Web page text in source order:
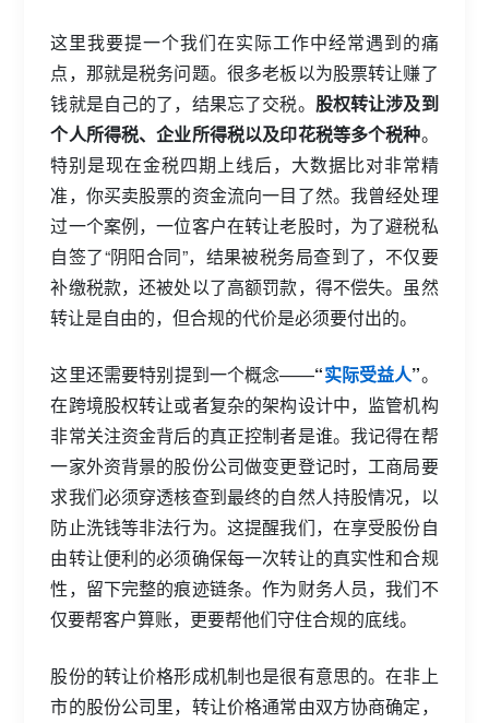
这里我要提一个我们在实际工作中经常遇到的痛
点，那就是税务问题。很多老板以为股票转让赚了
钱就是自己的了，结果忘了交税。 股权转让涉及到
个人所得税、企业所得税以及印花税等多个税种。
特别是现在金税四期上线后，大数据比对非常精
准，你买卖股票的资金流向一目了然。我曾经处理
过一个案例，一位客户在转让老股时，为了避税私
自签了“阴阳合同”，结果被税务局查到了，不仅要
补缴税款，还被处以了高额罚款，得不偿失。虽然
转让是自由的，但合规的代价是必须要付出的。
这里还需要特别提到一个概念——“实际受益人”。
在跨境股权转让或者复杂的架构设计中，监管机构
非常关注资金背后的真正控制者是谁。我记得在帮
一家外资背景的股份公司做变更登记时，工商局要
求我们必须穿透核查到最终的自然人持股情况，以
防止洗钱等非法行为。这提醒我们，在享受股份自
由转让便利的必须确保每一次转让的真实性和合规
性，留下完整的痕迹链条。作为财务人员，我们不
仅要帮客户算账，更要帮他们守住合规的底线。
股份的转让价格形成机制也是很有意思的。在非上
市的股份公司里，转让价格通常由双方协商确定，